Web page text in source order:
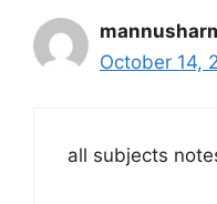
October 14,
all subjects